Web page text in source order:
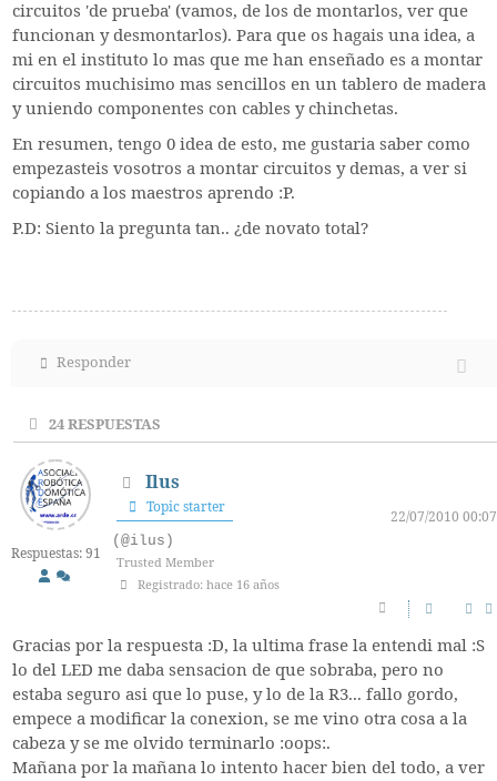
circuitos 'de prueba' (vamos, de los de montarlos, ver que
funcionan y desmontarlos). Para que os hagais una idea, a
mi en el instituto lo mas que me han enseñado es a montar
circuitos muchisimo mas sencillos en un tablero de madera
y uniendo componentes con cables y chinchetas.
En resumen, tengo 0 idea de esto, me gustaria saber como
empezasteis vosotros a montar circuitos y demas, a ver si
copiando a los maestros aprendo :P.
P.D: Siento la pregunta tan.. ¿de novato total?
Responder
24RESPUESTAS
Respuestas: 91
Ilus
Topic starter
22/07/2010 00:07
(@ilus)
Trusted Member
Registrado: hace 16 años
Gracias por la respuesta :D, la ultima frase la entendi mal :S
lo del LED me daba sensacion de que sobraba, pero no
estaba seguro asi que lo puse, y lo de la R3... fallo gordo,
empece a modificar la conexion, se me vino otra cosa a la
cabeza y se me olvido terminarlo :oops:.
Mañana por la mañana lo intento hacer bien del todo, a ver